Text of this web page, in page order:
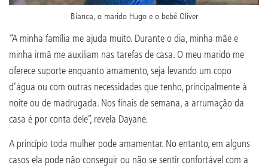
Bianca, o marido Hugo e o bebê Oliver
“A minha família me ajuda muito. Durante o dia, minha mãe e
minha irmã me auxiliam nas tarefas de casa. O meu marido me
oferece suporte enquanto amamento, seja levando um copo
d’água ou com outras necessidades que tenho, principalmente à
noite ou de madrugada. Nos finais de semana, a arrumação da
casa é por conta dele”, revela Dayane.
A princípio toda mulher pode amamentar. No entanto, em alguns
casos ela pode não conseguir ou não se sentir confortável com a